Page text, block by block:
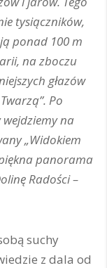
tysiączników,
ponad 100 m
na zboczu
głazów
Po
na
„Widokiem
panorama
Radości –
suchy
z dala od